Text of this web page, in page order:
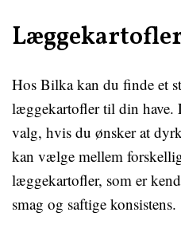
Hos Bilka kan du finde et
læggekartofler til din have.
valg, hvis du ønsker at
kan vælge mellem
læggekartofler, som er
smag og saftige konsistens.